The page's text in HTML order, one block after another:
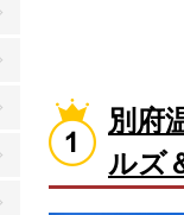
別府
ルズ